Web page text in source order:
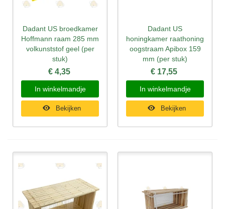
Dadant US broedkamer
Hoffmann raam 285 mm
volkunststof geel (per
stuk)
€ 4,35
In winkelmandje
Bekijken
Dadant US
honingkamer raathoning
oogstraam Apibox 159
mm (per stuk)
€ 17,55
In winkelmandje
Bekijken